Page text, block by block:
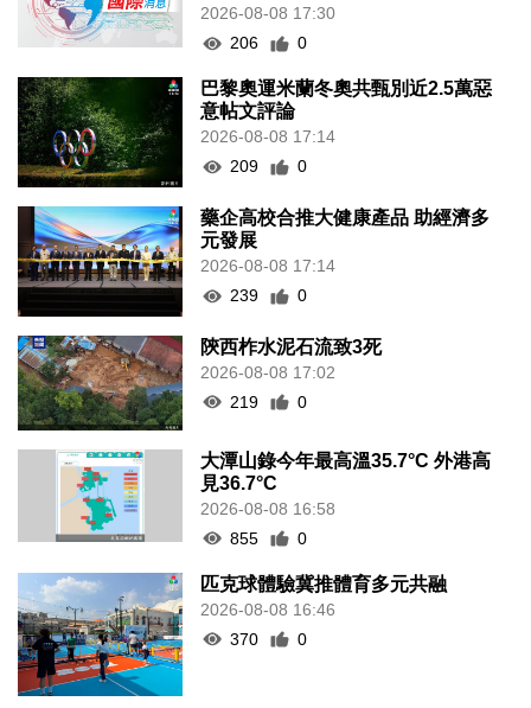
2026-08-08 17:30
206
0
巴黎奧運米蘭冬奧共甄別近2.5萬惡
意帖文評論
2026-08-08 17:14
209
0
藥企高校合推大健康產品 助經濟多
元發展
2026-08-08 17:14
239
0
陝西柞水泥石流致3死
2026-08-08 17:02
219
0
大潭山錄今年最高溫35.7°C 外港高
見36.7°C
2026-08-08 16:58
855
0
匹克球體驗冀推體育多元共融
2026-08-08 16:46
370
0